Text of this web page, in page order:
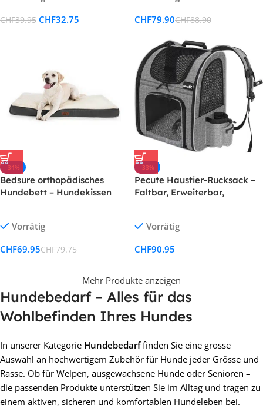
Splitterleinen
CHF39.95 CHF32.75
Autoschondecke für Hunde
CHF79.90CHF88.90
-34%
Bedsure orthopädisches
Hundebett – Hundekissen
Vorrätig
CHF69.95CHF79.75
-33%
Pecute Haustier-Rucksack –
Faltbar, Erweiterbar,
Vorrätig
CHF90.95
Mehr Produkte anzeigen
Hundebedarf – Alles für das
Wohlbefinden Ihres Hundes
In unserer Kategorie Hundebedarffinden Sie eine grosse
Auswahl an hochwertigem Zubehör für Hunde jeder Grösse und
Rasse. Ob für Welpen, ausgewachsene Hunde oder Senioren –
die passenden Produkte unterstützen Sie im Alltag und tragen zu
einem aktiven, sicheren und komfortablen Hundeleben bei.